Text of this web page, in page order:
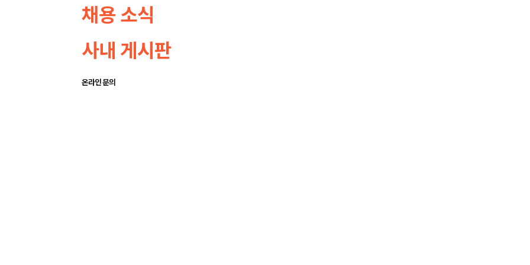
채용 소식
사내 게시판
온라인 문의